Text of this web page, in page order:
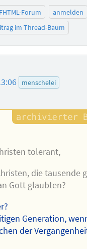
Forum
anmelden
im Thread-Baum
menschelei
tolerant,
die tausende
Gott glaubten?
Generation,
der